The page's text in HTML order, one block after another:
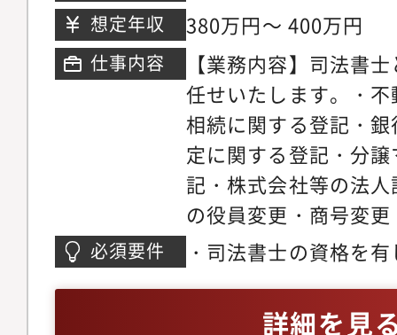
イングタワー3階
想定年収 380万円～ 400万円
仕事内容
【業務内容】司法書
任せいたします。・
相続に関する登記・
定に関する登記・分
記・株式会社等の法
の役員変更・商号変
に関する登記・株式
必須要件 ・司法書士の資格を
詳細を見